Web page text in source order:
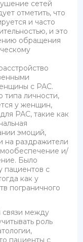
сетей
отметить, что
и часто
и это
обращения
с РАС.
типа личности,
у женщин,
РАС, такие как
эмоций,
на раздражители
и/
Было
пациентов с
как у
пограничного
между
роль
пациенты с